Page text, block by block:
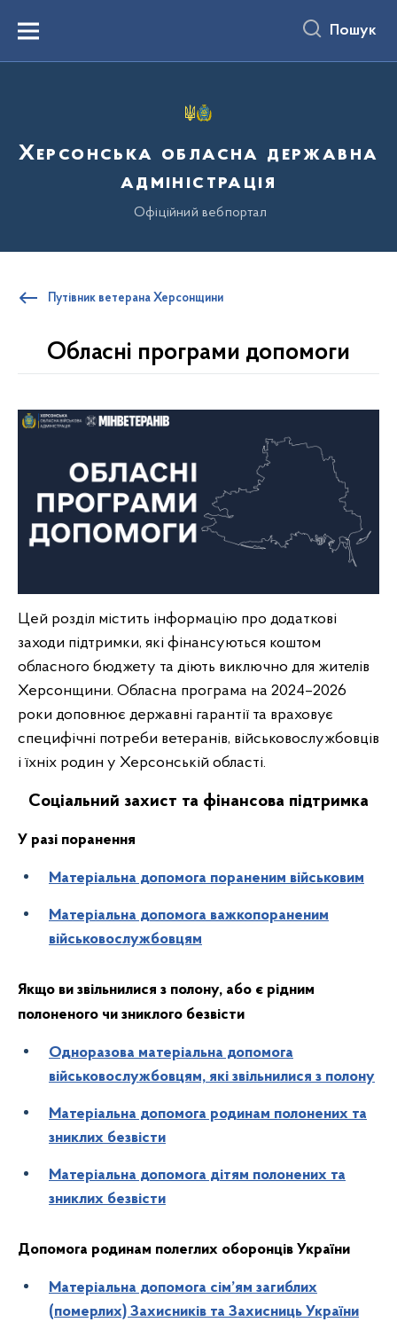
вмістуMenu Пошук
Херсонська обласна державна
адміністрація
Офіційний вебпортал
Путівник ветерана Херсонщини
Обласні програми допомоги
Цей розділ містить інформацію про додаткові
заходи підтримки, які фінансуються коштом
обласного бюджету та діють виключно для жителів
Херсонщини. Обласна програма на 2024–2026
роки доповнює державні гарантії та враховує
специфічні потреби ветеранів, військовослужбовців
і їхніх родин у Херсонській області.
Соціальний захист та фінансова підтримка
У разі поранення
Матеріальна допомога пораненим військовим
Матеріальна допомога важкопораненим
військовослужбовцям
Якщо ви звільнилися з полону, або є рідним
полоненого чи зниклого безвісти
Одноразова матеріальна допомога
військовослужбовцям, які звільнилися з полону
Матеріальна допомога родинам полонених та
зниклих безвісти
Матеріальна допомога дітям полонених та
зниклих безвісти
Допомога родинам полеглих оборонців України
Матеріальна допомога сім’ям загиблих
(померлих) Захисників та Захисниць України